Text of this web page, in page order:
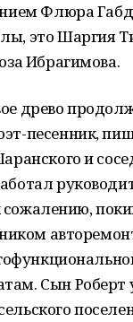
Флюра
это Шаргия
Ибрагимова.
древо
песенник,
и
Сын Роберт